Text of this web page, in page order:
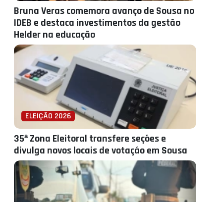
Bruna Veras comemora avanço de Sousa no
IDEB e destaca investimentos da gestão
Helder na educação
ELEIÇÃO 2026
35ª Zona Eleitoral transfere seções e
divulga novos locais de votação em Sousa